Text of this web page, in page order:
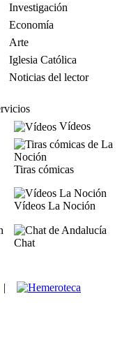
Investigación
Economía
Arte
Iglesia Católica
Noticias del lector
Vídeos
Tiras cómicas
Vídeos La Noción
Chat
|